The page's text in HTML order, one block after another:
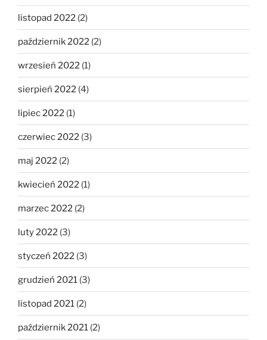
listopad 2022 (2)
październik 2022 (2)
wrzesień 2022 (1)
sierpień 2022 (4)
lipiec 2022 (1)
czerwiec 2022 (3)
maj 2022 (2)
kwiecień 2022 (1)
marzec 2022 (2)
luty 2022 (3)
styczeń 2022 (3)
grudzień 2021 (3)
listopad 2021 (2)
październik 2021 (2)